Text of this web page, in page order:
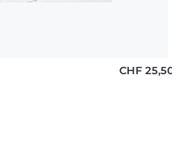
CHF 25,50